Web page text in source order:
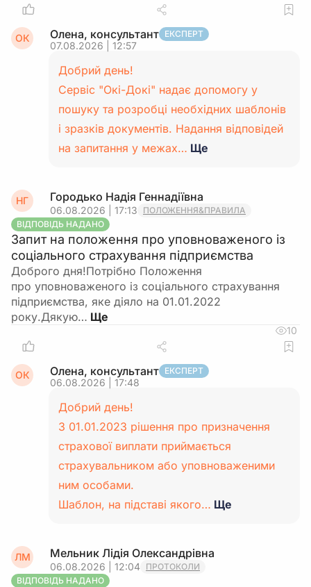
ОК Олена, консультант ЕКСПЕРТ
07.08.2026 | 12:57
Добрий день!
Сервіс "Окі-Докі" надає допомогу у
пошуку та розробці необхідних шаблонів
і зразків документів. Надання відповідей
на запитання у межах… Ще
НГ Городько Надія Геннадіївна
06.08.2026 | 17:13
ПОЛОЖЕННЯ&ПРАВИЛА
ВІДПОВІДЬ НАДАНО
Запит на положення про уповноваженого із
соціального страхування підприємства
Доброго дня!Потрібно Положення
про уповноваженого із соціального страхування
підприємства, яке діяло на 01.01.2022
року.Дякую…
10
ОК Олена, консультант ЕКСПЕРТ
06.08.2026 | 17:48
Добрий день!
З 01.01.2023 рішення про призначення
страхової виплати приймається
страхувальником або уповноваженими
ним особами.
Шаблон, на підставі якого… Ще
ЛМ Мельник Лідія Олександрівна
06.08.2026 | 12:04 ПРОТОКОЛИ
ВІДПОВІДЬ НАДАНО